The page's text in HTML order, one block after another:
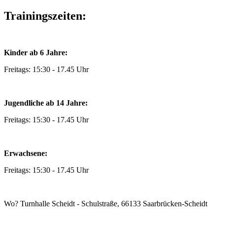
Trainingszeiten:
Kinder ab 6 Jahre:
Freitags: 15:30 - 17.45 Uhr
Jugendliche ab 14 Jahre:
Freitags: 15:30 - 17.45 Uhr
Erwachsene:
Freitags: 15:30 - 17.45 Uhr
Wo? Turnhalle Scheidt - Schulstraße, 66133 Saarbrücken-Scheidt